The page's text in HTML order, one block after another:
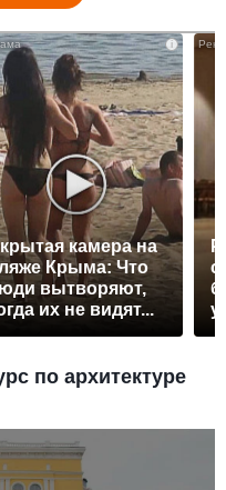
i
камера на
Крыма: Что
вытворяют,
их не видят...
по архитектуре